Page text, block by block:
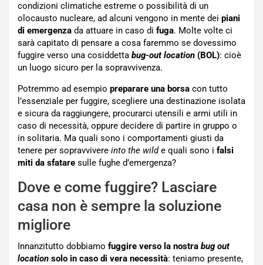
condizioni climatiche estreme o possibilità di un
olocausto nucleare, ad alcuni vengono in mente dei piani
di emergenza da attuare in caso di fuga. Molte volte ci
sarà capitato di pensare a cosa faremmo se dovessimo
fuggire verso una cosiddetta bug-out location (BOL): cioè
un luogo sicuro per la sopravvivenza.
Potremmo ad esempio preparare una borsa con tutto
l’essenziale per fuggire, scegliere una destinazione isolata
e sicura da raggiungere, procurarci utensili e armi utili in
caso di necessità, oppure decidere di partire in gruppo o
in solitaria. Ma quali sono i comportamenti giusti da
tenere per sopravvivere into the wilde quali sono i falsi
miti da sfatare sulle fughe d’emergenza?
Dove e come fuggire? Lasciare
casa non è sempre la soluzione
migliore
Innanzitutto dobbiamo fuggire verso la nostra bug out
location solo in caso di vera necessità: teniamo presente,